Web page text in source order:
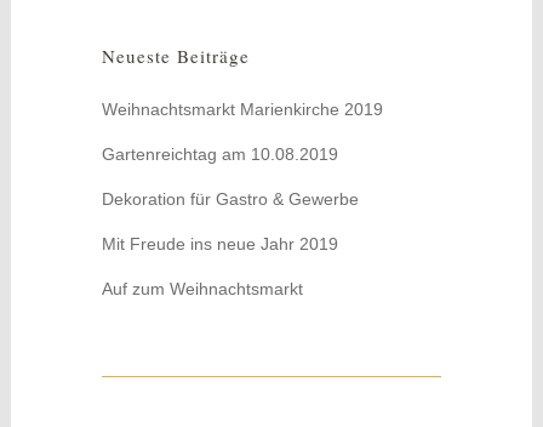
Neueste Beiträge
Weihnachtsmarkt Marienkirche 2019
Gartenreichtag am 10.08.2019
Dekoration für Gastro & Gewerbe
Mit Freude ins neue Jahr 2019
Auf zum Weihnachtsmarkt